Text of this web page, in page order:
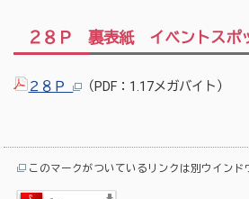
２８Ｐ 裏表紙 イベントスポ
２８Ｐ （PDF：1.17メガバイト）
このマークがついているリンクは別ウインド